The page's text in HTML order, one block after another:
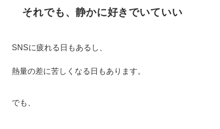
それでも、静かに好きでいていい
SNSに疲れる日もあるし、
熱量の差に苦しくなる日もあります。
でも、